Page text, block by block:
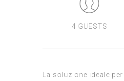
4 GUESTS
La soluzione ideale